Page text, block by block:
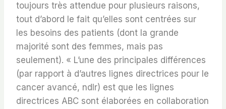
toujours très attendue pour plusieurs raisons,
tout d’abord le fait qu’elles sont centrées sur
les besoins des patients (dont la grande
majorité sont des femmes, mais pas
seulement). « L’une des principales différences
(par rapport à d’autres lignes directrices pour le
cancer avancé, ndlr) est que les lignes
directrices ABC sont élaborées en collaboration